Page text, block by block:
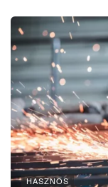
HASZNOS